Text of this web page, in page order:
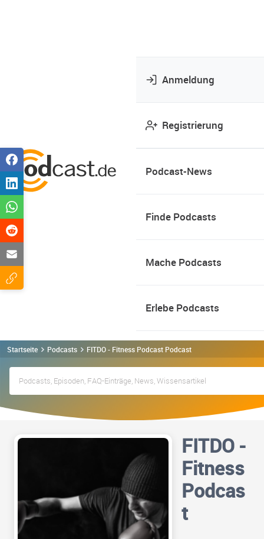
Anmeldung
Registrierung
Podcast-News
Finde Podcasts
Mache Podcasts
Erlebe Podcasts
Startseite Podcasts FITDO - Fitness Podcast Podcast
FITDO -
Fitness
Podcas
t